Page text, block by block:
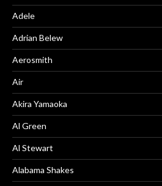
Adele
Adrian Belew
Aerosmith
Air
Akira Yamaoka
Al Green
Al Stewart
Alabama Shakes